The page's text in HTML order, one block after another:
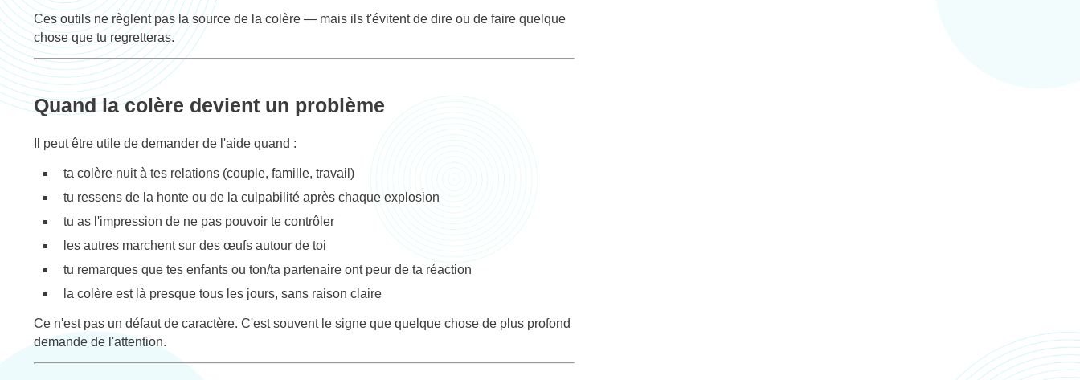
Ces outils ne règlent pas la source de la colère — mais ils t'évitent de dire ou de faire quelque
chose que tu regretteras.
Quand la colère devient un problème
Il peut être utile de demander de l'aide quand :
ta colère nuit à tes relations (couple, famille, travail)
tu ressens de la honte ou de la culpabilité après chaque explosion
tu as l'impression de ne pas pouvoir te contrôler
les autres marchent sur des œufs autour de toi
tu remarques que tes enfants ou ton/ta partenaire ont peur de ta réaction
la colère est là presque tous les jours, sans raison claire
Ce n'est pas un défaut de caractère. C'est souvent le signe que quelque chose de plus profond
demande de l'attention.